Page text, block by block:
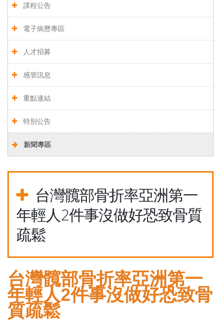
課程公告
電子病歷專區
人才招募
感管訊息
重點連結
特別公告
新聞專區
台灣髖部骨折率亞洲第一
年輕人2件事沒做好恐致骨質
疏鬆
台灣髖部骨折率亞洲第一
年輕人2件事沒做好恐致骨
質疏鬆